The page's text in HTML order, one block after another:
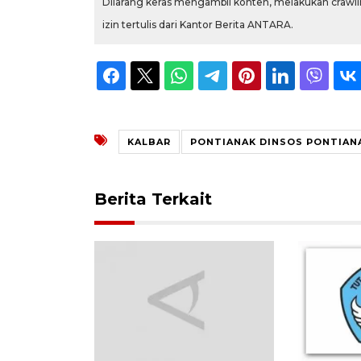
izin tertulis dari Kantor Berita ANTARA.
KALBAR PONTIANAK DINSOS
Berita Terkait